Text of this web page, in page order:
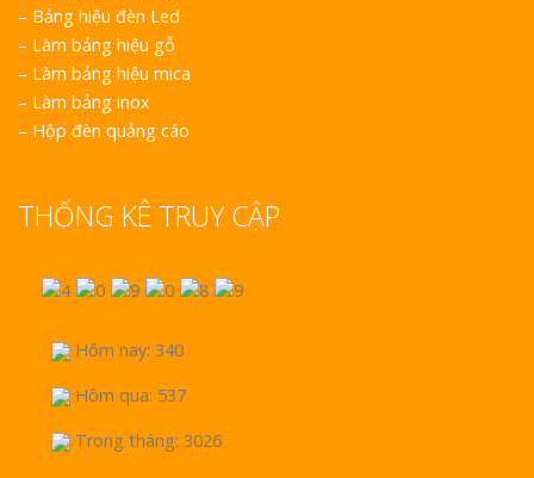
– Bảng hiệu đèn Led
– Làm bảng hiệu gỗ
– Làm bảng hiệu mica
– Làm bảng inox
– Hộp đèn quảng cáo
THỐNG KÊ TRUY CẬP
Hôm nay: 340
Hôm qua: 537
Trong tháng: 3026